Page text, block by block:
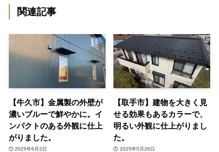
関連記事
【牛久市】金属製の外壁が
濃いブルーで鮮やかに。イ
ンパクトのある外観に仕上
がりました。
2025年6月2日
【取手市】建物を大きく見
せる効果もあるカラーで、
明るい外観に仕上がりまし
た。
2025年5月26日